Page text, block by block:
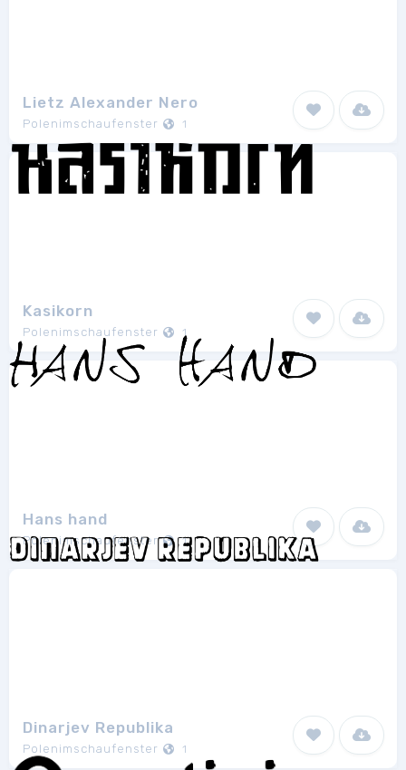
Lietz Alexander Nero
Polenimschaufenster 1
Kasikorn
Polenimschaufenster 1
Hans hand
Polenimschaufenster 1
Dinarjev Republika
Polenimschaufenster 1